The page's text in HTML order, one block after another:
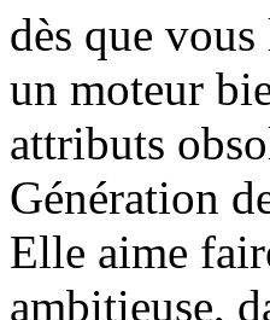
dès que
un moteur
attributs
Génération
Elle aime
ambitieuse,